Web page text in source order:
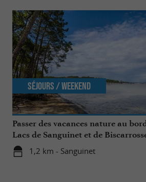
Passer des vacances nature au
Lacs de Sanguinet et de
des plages
1,2 km - Sanguinet
Séjours / Weekend